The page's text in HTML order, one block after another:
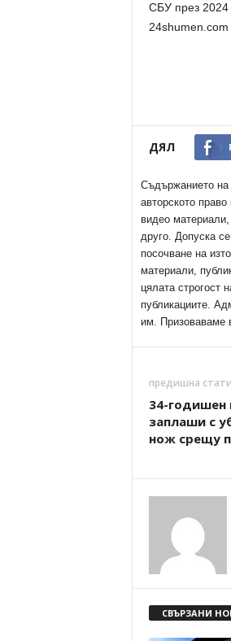
СБУ през 2024
24shumen.com
ДЯЛ
Съдържанието на
авторското
видео
друго. Допуска
посочване на
материали,
цялата строгост
публикациите.
им. Призоваваме
предишна
34-годишен
заплаши с
нож срещу
СВЪРЗАНИ